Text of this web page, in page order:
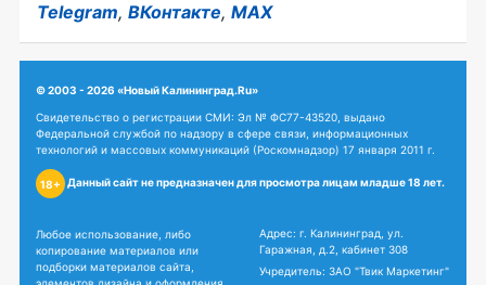
Telegram, ВКонтакте, MAX
© 2003 - 2026 «Новый Калининград.Ru»
Свидетельство о регистрации СМИ: Эл № ФС77-43520, выдано
Федеральной службой по надзору в сфере связи, информационных
технологий и массовых коммуникаций (Роскомнадзор) 17 января 2011 г.
18+ Данный сайт не предназначен для просмотра лицам младше 18 лет.
Любое использование, либо
копирование материалов или
подборки материалов сайта,
Адрес: г. Калининград, ул.
Гаражная, д.2, кабинет 308
Учредитель: ЗАО "Твик Маркетинг"